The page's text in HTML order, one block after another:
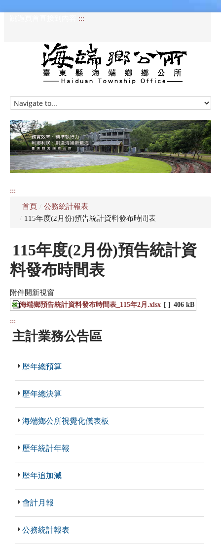
:::
HOME
訊息專區
認識海端
公所介紹
資訊公開專區
:::
首頁 / 公務統計報表
/ 115年度(2月份)預告統計資料發布時間表
115年度(2月份)預告統計資
料發布時間表
附件開新視窗
海端鄉預告統計資料發布時間表_115年2月.xlsx [ ] 406 kB
:::
主計業務公告區
歷年總預算
歷年總決算
海端鄉公所視覺化儀表板
歷年統計年報
歷年追加減
會計月報
公務統計報表